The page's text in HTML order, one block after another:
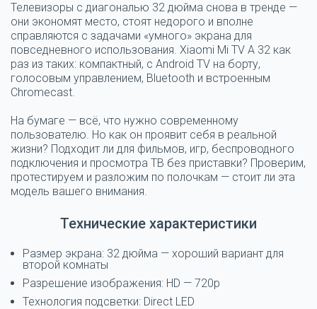
Телевизоры с диагональю 32 дюйма снова в тренде —
они экономят место, стоят недорого и вполне
справляются с задачами «умного» экрана для
повседневного использования. Xiaomi Mi TV A 32 как
раз из таких: компактный, с Android TV на борту,
голосовым управлением, Bluetooth и встроенным
Chromecast.
На бумаге — всё, что нужно современному
пользователю. Но как он проявит себя в реальной
жизни? Подходит ли для фильмов, игр, беспроводного
подключения и просмотра ТВ без приставки? Проверим,
протестируем и разложим по полочкам — стоит ли эта
модель вашего внимания.
Технические характеристики
Размер экрана: 32 дюйма — хороший вариант для
второй комнаты
Разрешение изображения: HD — 720p
Технология подсветки: Direct LED